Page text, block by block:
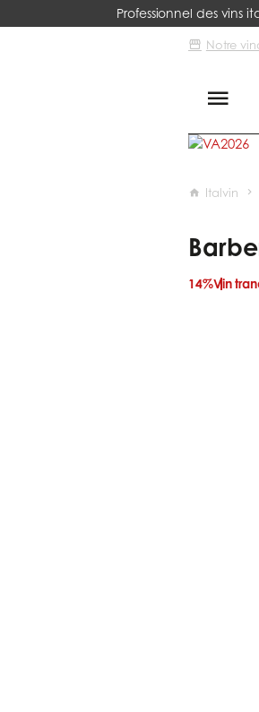
Professionnel des vins
Notre
Italvin
14%Vin